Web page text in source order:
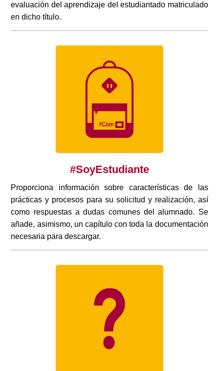
evaluación del aprendizaje del estudiantado matriculado
en dicho título.
#SoyEstudiante
Proporciona información sobre características de las
prácticas y procesos para su solicitud y realización, así
como respuestas a dudas comunes del alumnado. Se
añade, asimismo, un capítulo con toda la documentación
necesaria para descargar.